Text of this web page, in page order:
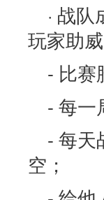
· 战
玩家助
- 比赛
- 每一
- 每天
空；